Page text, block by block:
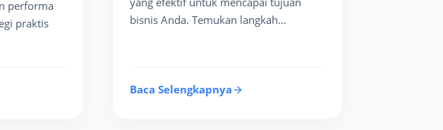
performa
praktis
bisnis Anda. Temukan langkah...
Baca Selengkapnya